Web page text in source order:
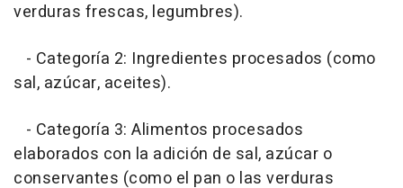
verduras frescas, legumbres).
- Categoría 2: Ingredientes procesados (como
sal, azúcar, aceites).
- Categoría 3: Alimentos procesados
elaborados con la adición de sal, azúcar o
conservantes (como el pan o las verduras